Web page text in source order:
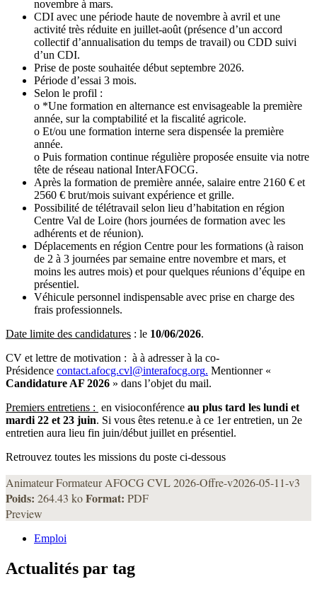
novembre à mars.
CDI avec une période haute de novembre à avril et une
activité très réduite en juillet-août (présence d’un accord
collectif d’annualisation du temps de travail) ou CDD suivi
d’un CDI.
Prise de poste souhaitée début septembre 2026.
Période d’essai 3 mois.
Selon le profil :
o *Une formation en alternance est envisageable la première
année, sur la comptabilité et la fiscalité agricole.
o Et/ou une formation interne sera dispensée la première
année.
o Puis formation continue régulière proposée ensuite via notre
tête de réseau national InterAFOCG.
Après la formation de première année, salaire entre 2160 € et
2560 € brut/mois suivant expérience et grille.
Possibilité de télétravail selon lieu d’habitation en région
Centre Val de Loire (hors journées de formation avec les
adhérents et de réunion).
Déplacements en région Centre pour les formations (à raison
de 2 à 3 journées par semaine entre novembre et mars, et
moins les autres mois) et pour quelques réunions d’équipe en
présentiel.
Véhicule personnel indispensable avec prise en charge des
frais professionnels.
Date limite des candidatures : le 10/06/2026.
CV et lettre de motivation : à à adresser à la co-
Présidence contact.afocg.cvl@interafocg.org. Mentionner «
Candidature AF 2026 » dans l’objet du mail.
Premiers entretiens : en visioconférence au plus tard les lundi et
mardi 22 et 23 juin. Si vous êtes retenu.e à ce 1er entretien, un 2e
entretien aura lieu fin juin/début juillet en présentiel.
Retrouvez toutes les missions du poste ci-dessous
Animateur Formateur AFOCG CVL 2026-Offre-v2026-05-11-v3
Poids: 264.43 koFormat: PDF
Preview
Emploi
Actualités par tag